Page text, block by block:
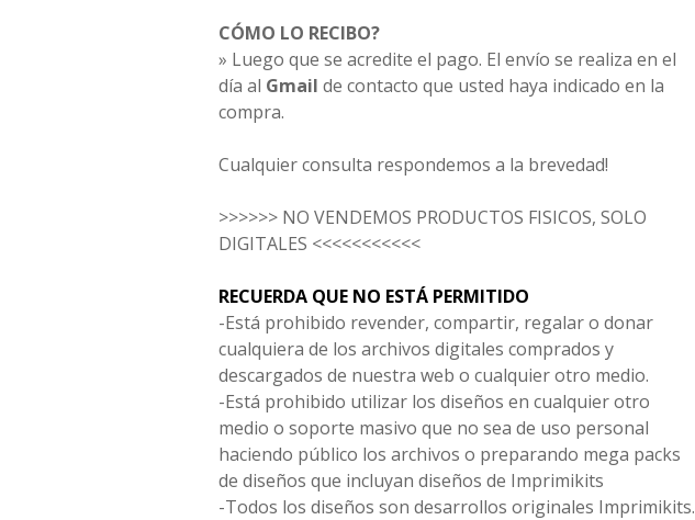
CÓMO LO RECIBO?
» Luego que se acredite el pago. El envío se realiza en el
día al Gmail de contacto que usted haya indicado en la
compra.
Cualquier consulta respondemos a la brevedad!
>>>>>> NO VENDEMOS PRODUCTOS FISICOS, SOLO
DIGITALES <<<<<<<<<<<
RECUERDA QUE NO ESTÁ PERMITIDO
-Está prohibido revender, compartir, regalar o donar
cualquiera de los archivos digitales comprados y
descargados de nuestra web o cualquier otro medio.
-Está prohibido utilizar los diseños en cualquier otro
medio o soporte masivo que no sea de uso personal
haciendo público los archivos o preparando mega packs
de diseños que incluyan diseños de Imprimikits
-Todos los diseños son desarrollos originales Imprimikits.